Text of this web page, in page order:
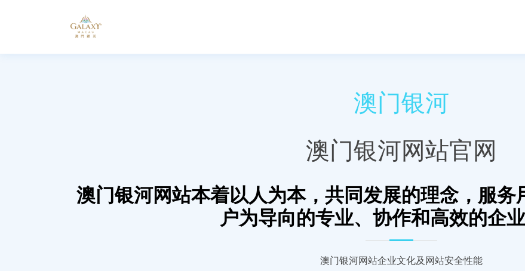
澳门银河
澳门银河网站官网
澳门银河网站本着以人为本，共同发展的理念，服务
户为导向的专业、协作和高效的企业
澳门银河网站企业文化及网站安全性能